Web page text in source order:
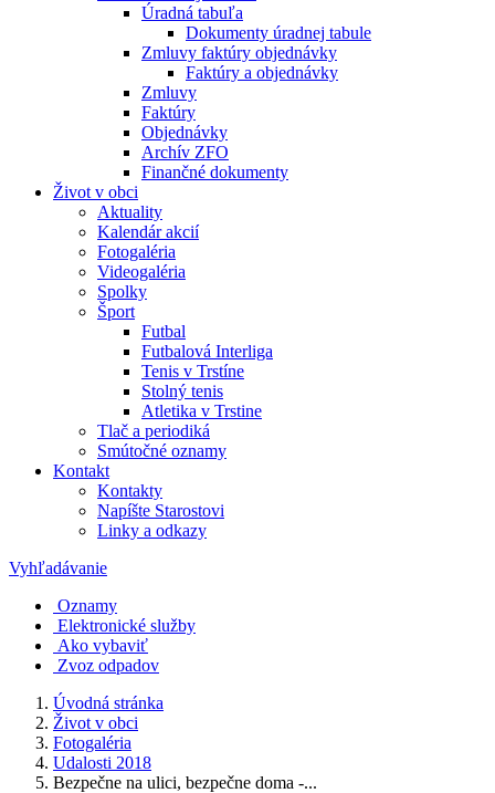
Úradná tabuľa
Dokumenty úradnej tabule
Zmluvy faktúry objednávky
Faktúry a objednávky
Zmluvy
Faktúry
Objednávky
Archív ZFO
Finančné dokumenty
Život v obci
Aktuality
Kalendár akcií
Fotogaléria
Videogaléria
Spolky
Šport
Futbal
Futbalová Interliga
Tenis v Trstíne
Stolný tenis
Atletika v Trstine
Tlač a periodiká
Smútočné oznamy
Kontakt
Kontakty
Napíšte Starostovi
Linky a odkazy
Vyhľadávanie
Oznamy
Elektronické služby
Ako vybaviť
Zvoz odpadov
Úvodná stránka
Život v obci
Fotogaléria
Udalosti 2018
Bezpečne na ulici, bezpečne doma -...